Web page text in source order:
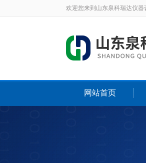
欢迎您来到山东泉科瑞达仪器
网站首页